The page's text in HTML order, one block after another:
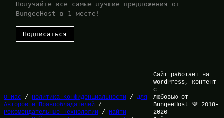
Получайте все самые лучшие предложения от
BungeeHost в 1 месте!
О Нас / Политика Конфиденциальности / Для
Авторов и Правообладателей /
Рекомендательные Технологии / Найти
Сайт работает на
WordPress, контент
с
любовью от
BungeeHost 💜 2018-
2026